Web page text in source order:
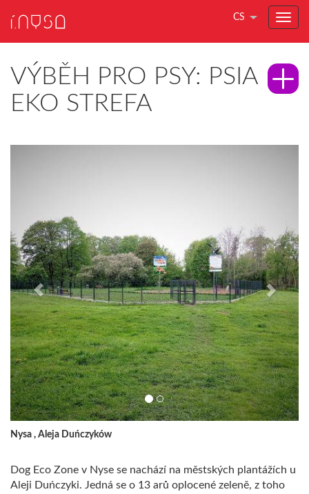
CS
VÝBĚH PRO PSY: PSIA
EKO STREFA
Nysa , Aleja Duńczyków
Dog Eco Zone v Nyse se nachází na městských plantážích u
Aleji Duńczyki. Jedná se o 13 arů oplocené zeleně, z toho